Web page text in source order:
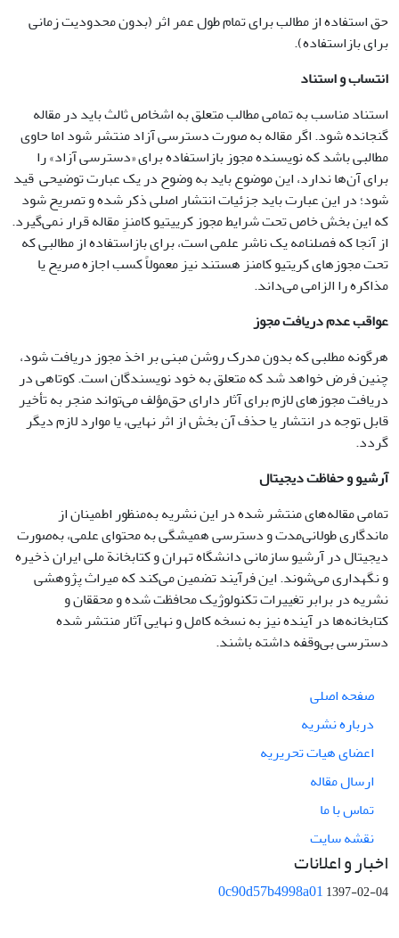
حق استفاده از مطالب برای تمام طول عمر اثر (بدون محدودیت زمانی
برای بازاستفاده).
انتساب و استناد
استناد مناسب به تمامی مطالب متعلق به اشخاص ثالث باید در مقاله
گنجانده شود. اگر مقاله به صورت دسترسی آزاد منتشر شود اما حاوی
مطالبی باشد که نویسنده مجوز بازاستفاده برای «دسترسی آزاد» را
برای آن‌ها ندارد، این موضوع باید به وضوح در یک عبارت توضیحی قید
شود؛ در این عبارت باید جزئیات انتشار اصلی ذکر شده و تصریح شود
که این بخش خاص تحت شرایط مجوز کرییتیو کامنزِ مقاله قرار نمی‌گیرد.
از آنجا که فصلنامه یک ناشر علمی است، برای بازاستفاده از مطالبی که
تحت مجوزهای کریتیو کامنز هستند نیز معمولاً کسب اجازه صریح یا
مذاکره را الزامی می‌داند.
عواقب عدم دریافت مجوز
هرگونه مطلبی که بدون مدرک روشن مبنی بر اخذ مجوز دریافت شود،
چنین فرض خواهد شد که متعلق به خود نویسندگان است. کوتاهی در
دریافت مجوزهای لازم برای آثار دارای حق‌مؤلف می‌تواند منجر به تأخیر
قابل توجه در انتشار یا حذف آن بخش از اثر نهایی، یا موارد لازم دیگر
گردد.
آرشیو و حفاظت دیجیتال
تمامی مقاله‌های منتشر شده در این نشریه به‌منظور اطمینان از
ماندگاری طولانی‌مدت و دسترسی همیشگی به محتوای علمی، به‌صورت
دیجیتال در آرشیو سازمانی دانشگاه تهران و کتابخانة ملی ایران ذخیره
و نگهداری می‌شوند. این فرآیند تضمین می‌کند که میراث پژوهشی
نشریه در برابر تغییرات تکنولوژیک محافظت شده و محققان و
کتابخانه‌ها در آینده نیز به نسخه کامل و نهایی آثار منتشر شده
دسترسی بی‌وقفه داشته باشند.
صفحه اصلی
درباره نشریه
اعضای هیات تحریریه
ارسال مقاله
تماس با ما
نقشه سایت
اخبار و اعلانات
0c90d57b4998a011397-02-04